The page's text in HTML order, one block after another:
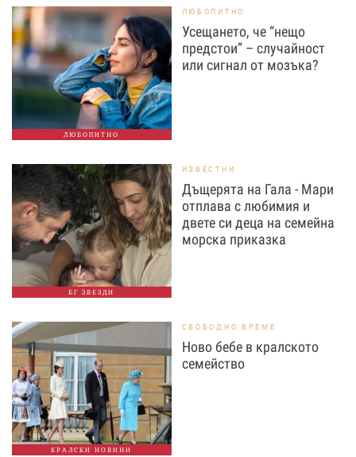
ЛЮБОПИТНО
ЛЮБОПИТНО
Усещането, че “нещо
предстои” – случайност
или сигнал от мозъка?
БГ ЗВЕЗДИ
ИЗВЕСТНИ
Дъщерята на Гала - Мари
отплава с любимия и
двете си деца на семейна
морска приказка
КРАЛСКИ НОВИНИ
СВОБОДНО ВРЕМЕ
Ново бебе в кралското
семейство